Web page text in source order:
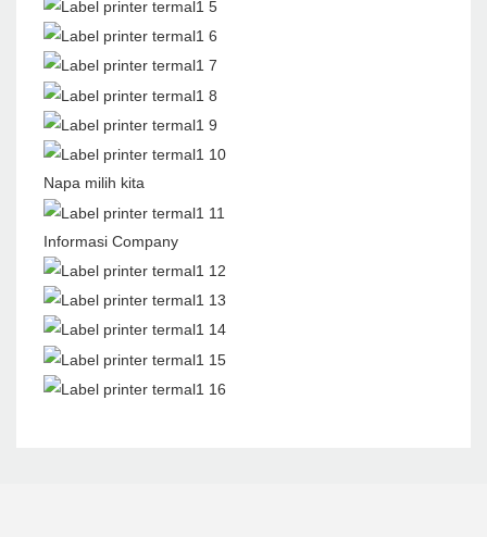
Napa milih kita
Informasi Company